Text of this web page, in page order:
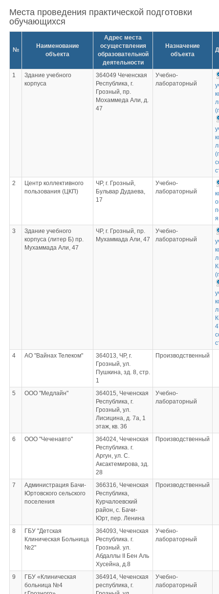
Места проведения практической подготовки
обучающихся
№
Наименование
объекта
Адрес места
осуществления
образовательной
деятельности
Назначение
объекта
1
Здание учебного
корпуса
364049 Чеченская
Республика, г.
Грозный, пр.
Мохаммеда Али, д.
47
Учебно-
лабораторный
2
Центр коллективного
пользования (ЦКП)
ЧР, г. Грозный,
Бульвар Дудаева,
17
Учебно-
лабораторный
3
Здание учебного
корпуса (литер Б) пр.
Мухаммада Али, 47
ЧР, г. Грозный, пр.
Мухаммада Али, 47
Учебно-
лабораторный
4
АО "Вайнах Телеком"
364013, ЧР, г.
Грозный, ул.
Пушкина, зд. 8, стр.
1
Производственный
5 ООО "Медлайн"
364015, Чеченская
Республика, г.
Грозный, ул.
Лисицина, д. 7а, 1
этаж, кв. 36
Учебно-
лабораторный
6 ООО "Чеченавто"
364024, Чеченская
Республика. г.
Аргун, ул. С.
Аксактемирова, зд.
28
Производственный
7
Администрация Бачи-
Юртовского сельского
поселения
366316, Чеченская
Республика,
Курчалоевский
район, с. Бачи-
Юрт, пер. Ленина
Производственный
8
ГБУ "Детская
Клиническая Больница
№2"
364093, Чеченская
Республика. г.
Грозный. ул.
Абдаллы II Бен Аль
Хусейна, д.8
Учебно-
лабораторный
9
ГБУ «Клиническая
больница №4
364914, Чеченская
республика, г.
Учебно-
лабораторный